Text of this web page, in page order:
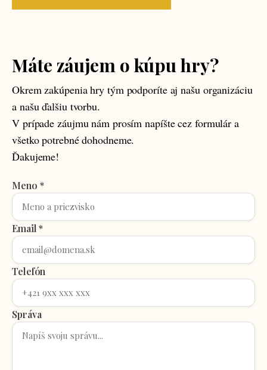
Máte záujem o kúpu hry?
Okrem zakúpenia hry tým podporíte aj našu organizáciu
a našu ďalšiu tvorbu.
V prípade záujmu nám prosím napíšte cez formulár a
všetko potrebné dohodneme.
Ďakujeme!
Meno *
Email *
Telefón
Správa